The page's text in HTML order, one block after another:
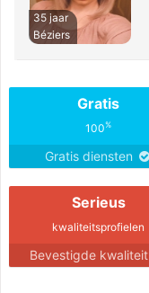
35 jaar
Béziers
Gratis
100%
Gratis diensten
Serieus
kwaliteitsprofielen
Bevestigde kwaliteit